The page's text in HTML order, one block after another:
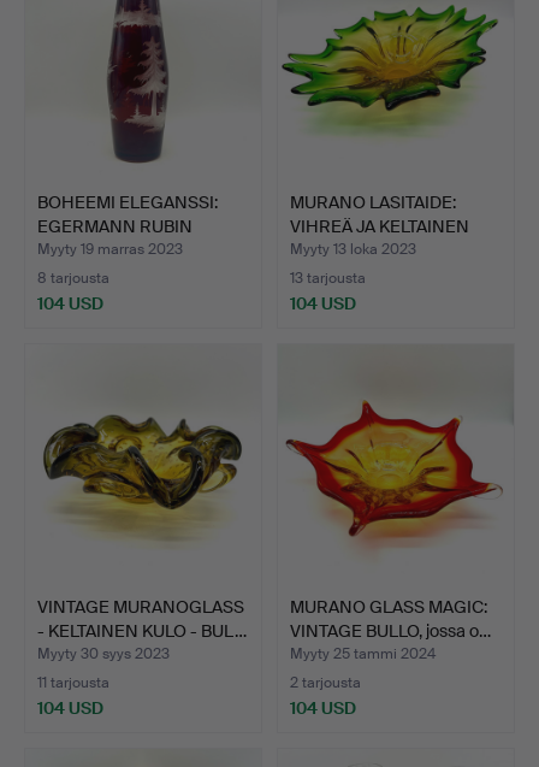
BOHEEMI ELEGANSSI:
EGERMANN RUBIN
KRISTALL…
Myyty 19 marras 2023
8 tarjousta
104 USD
MURANO LASITAIDE:
VIHREÄ JA KELTAINEN
VINT…
Myyty 13 loka 2023
13 tarjousta
104 USD
VINTAGE MURANOGLASS
- KELTAINEN KULO - BUL…
Myyty 30 syys 2023
11 tarjousta
104 USD
MURANO GLASS MAGIC:
VINTAGE BULLO, jossa o…
Myyty 25 tammi 2024
2 tarjousta
104 USD